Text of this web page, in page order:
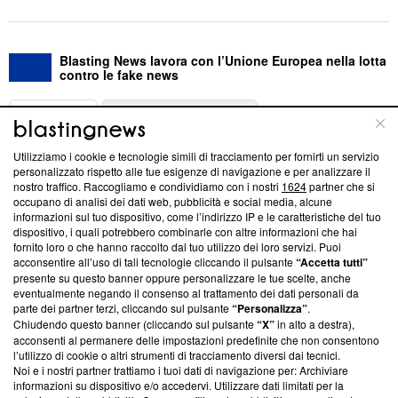
Blasting News lavora con l’Unione Europea nella lotta
contro le fake news
ABOUT
Questa sezione offre informazioni trasparenti su Blasting
News, sui nostri processi editoriali e su come ci impegniamo a
creare news di qualità. Inoltre, afferma la nostra aderenza a
‘Trust Project - News with Integrity’Blasting News non è
ancora membro del programma, ma ha richiesto di farne
parte; Trust Project non ha ancora effettuato una verifica di
conformità agli standard.
Su di noi
Team editoriale
Corporate
Utilizziamo i cookie e tecnologie simili di tracciamento per fornirti un servizio
personalizzato rispetto alle tue esigenze di navigazione e per analizzare il
nostro traffico. Raccogliamo e condividiamo con i nostri 1624partner che si
occupano di analisi dei dati web, pubblicità e social media, alcune
informazioni sul tuo dispositivo, come l’indirizzo IP e le caratteristiche del tuo
dispositivo, i quali potrebbero combinarle con altre informazioni che hai
fornito loro o che hanno raccolto dal tuo utilizzo dei loro servizi. Puoi
acconsentire all’uso di tali tecnologie cliccando il pulsante“Accetta tutti”
presente su questo banner oppure personalizzare le tue scelte, anche
eventualmente negando il consenso al trattamento dei dati personali da
parte dei partner terzi, cliccando sul pulsante“Personalizza”.
Chiudendo questo banner (cliccando sul pulsante“X”in alto a destra),
acconsenti al permanere delle impostazioni predefinite che non consentono
l’utilizzo di cookie o altri strumenti di tracciamento diversi dai tecnici.
Noi e i nostri partner trattiamo i tuoi dati di navigazione per: Archiviare
informazioni su dispositivo e/o accedervi. Utilizzare dati limitati per la